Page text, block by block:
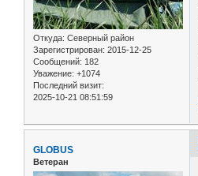
Откуда: Северный район
Зарегистрирован: 2015-12-25
Сообщений: 182
Уважение: +1074
Последний визит:
2025-10-21 08:51:59
GLOBUS
Ветеран